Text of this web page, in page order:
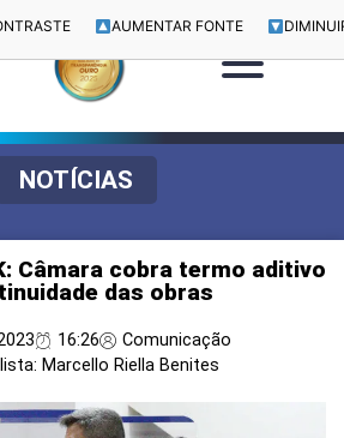
AUMENTAR FONTE
NOTÍCIAS
Câmara cobra termo aditivo
das obras
16:26
Comunicação
Marcello Riella Benites